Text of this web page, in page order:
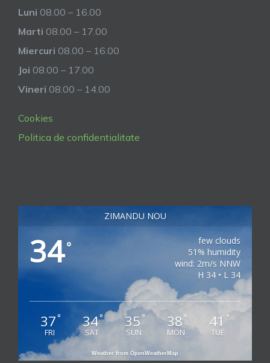
Luni 08.00 – 16.00
Marti 08.00 – 17.00
Miercuri 08.00 – 16.00
Joi 08.00 – 17.00
Vineri 08.00 – 14.00
Cookies
Politica de confidentialitate
ZIMANDU NOU
34°
few clouds
51% humidity
wind: 2m/s NNW
H 34 • L 34
37°
FRI
34°
SAT
35°
SUN
38 °
MON
41 °
TUE
Weather from OpenWeatherMap